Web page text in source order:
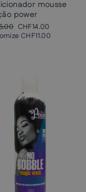
mousse
power
Preço
promocional
CHF14.00
CHF11.00